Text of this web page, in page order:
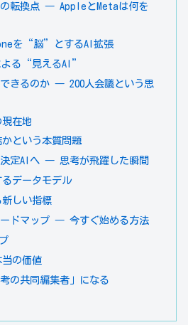
転換点 ― AppleとMetaは何を
を“脳”とするAI拡張
よる“見えるAI”
きるのか ― 200人会議という思
在地
という本質問題
定AIへ ― 思考が飛躍した瞬間
データモデル
しい指標
ドマップ ― 今すぐ始める方法
の価値
の共同編集者」になる